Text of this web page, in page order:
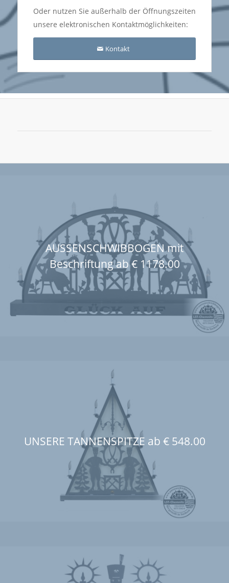
Oder nutzen Sie außerhalb der Öffnungszeiten
unsere elektronischen Kontaktmöglichkeiten:
Kontakt
AUSSENSCHWIBBOGEN mit
Beschriftung ab € 1178.00
UNSERE TANNENSPITZE ab € 548.00